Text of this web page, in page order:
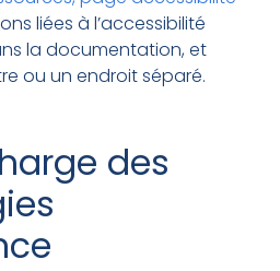
liées à l’accessibilité
la documentation, et
ou un endroit séparé.
des